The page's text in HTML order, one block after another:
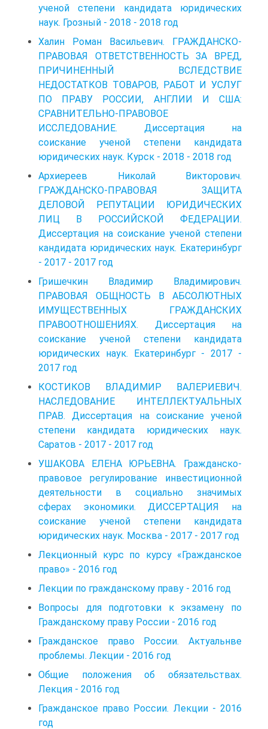
ученой степени кандидата юридических
наук. Грозный - 2018 - 2018 год
Халин Роман Васильевич. ГРАЖДАНСКО-
ПРАВОВАЯ ОТВЕТСТВЕННОСТЬ ЗА ВРЕД,
ПРИЧИНЕННЫЙ ВСЛЕДСТВИЕ
НЕДОСТАТКОВ ТОВАРОВ, РАБОТ И УСЛУГ
ПО ПРАВУ РОССИИ, АНГЛИИ И США:
СРАВНИТЕЛЬНО-ПРАВОВОЕ
ИССЛЕДОВАНИЕ. Диссертация на
соискание ученой степени кандидата
юридических наук. Курск - 2018 - 2018 год
Архиереев Николай Викторович.
ГРАЖДАНСКО-ПРАВОВАЯ ЗАЩИТА
ДЕЛОВОЙ РЕПУТАЦИИ ЮРИДИЧЕСКИХ
ЛИЦ В РОССИЙСКОЙ ФЕДЕРАЦИИ.
Диссертация на соискание ученой степени
кандидата юридических наук. Екатеринбург
- 2017 - 2017 год
Гришечкин Владимир Владимирович.
ПРАВОВАЯ ОБЩНОСТЬ В АБСОЛЮТНЫХ
ИМУЩЕСТВЕННЫХ ГРАЖДАНСКИХ
ПРАВООТНОШЕНИЯХ. Диссертация на
соискание ученой степени кандидата
юридических наук. Екатеринбург - 2017 -
2017 год
КОСТИКОВ ВЛАДИМИР ВАЛЕРИЕВИЧ.
НАСЛЕДОВАНИЕ ИНТЕЛЛЕКТУАЛЬНЫХ
ПРАВ. Диссертация на соискание ученой
степени кандидата юридических наук.
Саратов - 2017 - 2017 год
УШАКОВА ЕЛЕНА ЮРЬЕВНА. Гражданско-
правовое регулирование инвестиционной
деятельности в социально значимых
сферах экономики. ДИССЕРТАЦИЯ на
соискание ученой степени кандидата
юридических наук. Москва - 2017 - 2017 год
Лекционный курс по курсу «Гражданское
право» - 2016 год
Лекции по гражданскому праву - 2016 год
Вопросы для подготовки к экзамену по
Гражданскому праву России - 2016 год
Гражданское право России. Актуальнве
проблемы. Лекции - 2016 год
Общие положения об обязательствах.
Лекция - 2016 год
Гражданское право России. Лекции - 2016
год